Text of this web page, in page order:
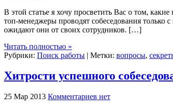
В этой статье я хочу просветить Вас о том,
топ-менеджеры проводят собеседования только
ожидают они от своих сотрудников. […]
Читать полностью »
Рубрики: Поиск работы | Метки: вопросы,
Хитрости успешного
25 Мар 2013 Комментариев нет